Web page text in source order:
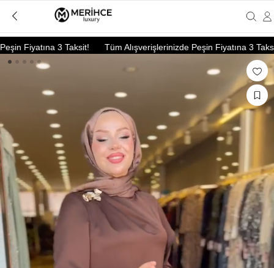
Fiyatına 3 Taksit! Tüm Alışverişlerinizde Peşin Fiyatına 3 Taksit!